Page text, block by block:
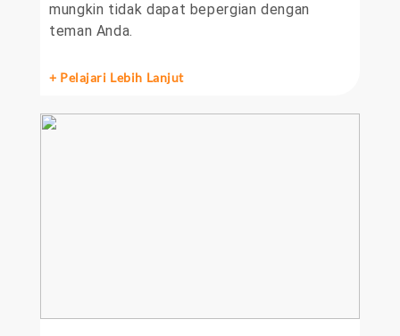
mungkin tidak dapat bepergian dengan
teman Anda.
+ Pelajari Lebih Lanjut